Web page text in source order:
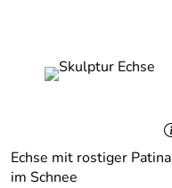
Echse mit rostiger Patina
im Schnee